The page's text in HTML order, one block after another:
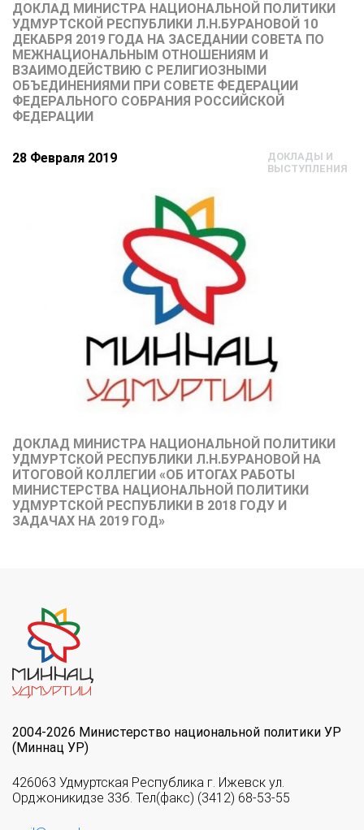
ДОКЛАД МИНИСТРА НАЦИОНАЛЬНОЙ ПОЛИТИКИ
УДМУРТСКОЙ РЕСПУБЛИКИ Л.Н.БУРАНОВОЙ 10
ДЕКАБРЯ 2019 ГОДА НА ЗАСЕДАНИИ СОВЕТА ПО
МЕЖНАЦИОНАЛЬНЫМ ОТНОШЕНИЯМ И
ВЗАИМОДЕЙСТВИЮ С РЕЛИГИОЗНЫМИ
ОБЪЕДИНЕНИЯМИ ПРИ СОВЕТЕ ФЕДЕРАЦИИ
ФЕДЕРАЛЬНОГО СОБРАНИЯ РОССИЙСКОЙ
ФЕДЕРАЦИИ
28 Февраля 2019
ДОКЛАДЫ И
ВЫСТУПЛЕНИЯ
ДОКЛАД МИНИСТРА НАЦИОНАЛЬНОЙ ПОЛИТИКИ
УДМУРТСКОЙ РЕСПУБЛИКИ Л.Н.БУРАНОВОЙ НА
ИТОГОВОЙ КОЛЛЕГИИ «ОБ ИТОГАХ РАБОТЫ
МИНИСТЕРСТВА НАЦИОНАЛЬНОЙ ПОЛИТИКИ
УДМУРТСКОЙ РЕСПУБЛИКИ В 2018 ГОДУ И
ЗАДАЧАХ НА 2019 ГОД»
2004-2026 Министерство национальной политики УР
(Миннац УР)
426063 Удмуртская Республика г. Ижевск ул.
Орджоникидзе 33б. Тел(факс) (3412) 68-53-55